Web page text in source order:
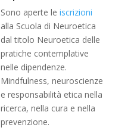
Sono aperte le iscrizioni
alla Scuola di Neuroetica
dal titolo Neuroetica delle
pratiche contemplative
nelle dipendenze.
Mindfulness, neuroscienze
e responsabilità etica nella
ricerca, nella cura e nella
prevenzione.